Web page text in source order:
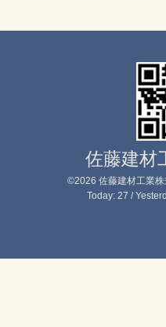
佐藤建材
©2026 佐藤建材工業株
Today: 27 /